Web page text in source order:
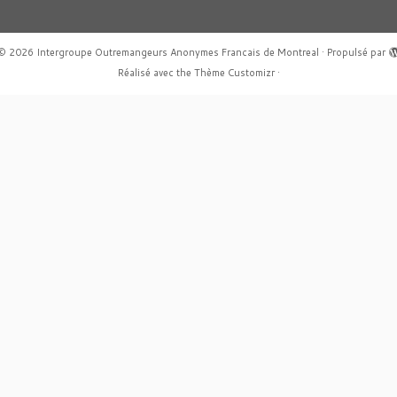
2026 Intergroupe Outremangeurs Anonymes Francais de Montreal · Propulsé par
Réalisé avec the Thème Customizr·